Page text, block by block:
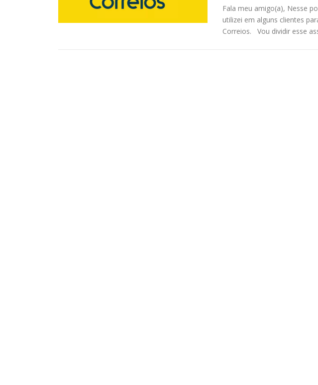
Fala meu amigo(a), Nesse
utilizei em alguns clientes
Correios. Vou dividir esse